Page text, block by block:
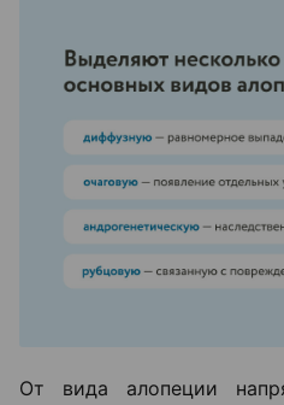
От вида алопеции